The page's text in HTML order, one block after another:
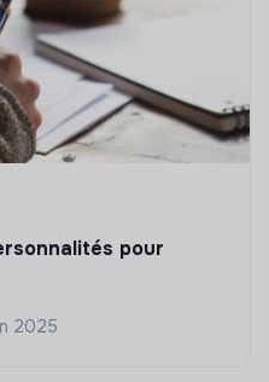
pour
2025